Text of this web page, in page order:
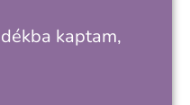
kaptam,